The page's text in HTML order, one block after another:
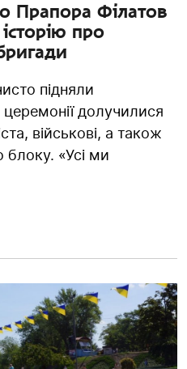
Прапора Філатов
про
підняли
долучилися
військові, а також
блоку. «Усі ми